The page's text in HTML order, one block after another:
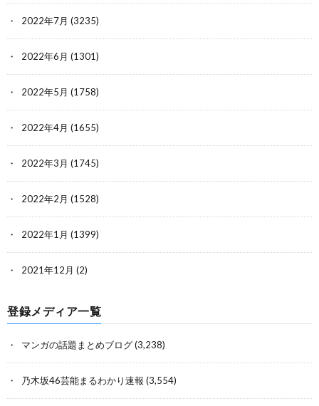
2022年7月 (3235)
2022年6月 (1301)
2022年5月 (1758)
2022年4月 (1655)
2022年3月 (1745)
2022年2月 (1528)
2022年1月 (1399)
2021年12月 (2)
登録メディア一覧
マンガの話題まとめブログ(3,238)
乃木坂46芸能まるわかり速報 (3,554)